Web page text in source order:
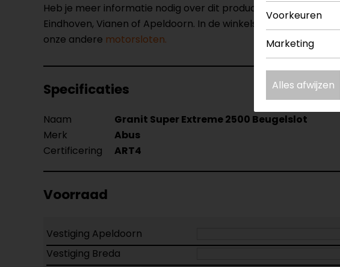
Heb je meer informatie nodig over dit product? Neem dan
Eindhoven, Vianen of Apeldoorn. In de winkels kun je het
onze andere motorsloten.
Specificaties
Naam Granit Super Extreme 2500 Beugelslot
Merk
Abus
Certificering
ART4
Voorraad
Vestiging Apeldoorn
Vestiging Breda
Voorkeuren
Marketing
Alles afwijzen